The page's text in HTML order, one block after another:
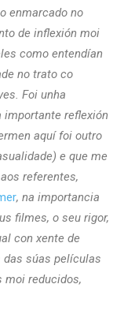
enmarcado no
de inflexión moi
como entendían
no trato co
Foi unha
importante reflexión
aquí foi outro
e que me
referentes,
, na importancia
filmes, o seu rigor,
con xente de
das súas películas
moi reducidos,